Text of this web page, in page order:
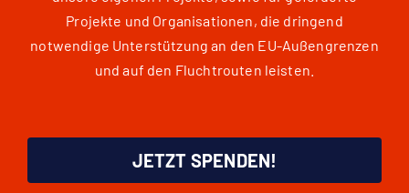
Projekte und Organisationen, die dringend
notwendige Unterstützung an den EU-Außengrenzen
und auf den Fluchtrouten leisten.
JETZT SPENDEN!